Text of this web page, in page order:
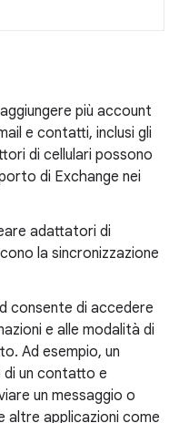
più account
e contatti, inclusi gli
di cellulari possono
di Exchange nei
adattatori di
la sincronizzazione
consente di accedere
e alle modalità di
Ad esempio, un
un contatto e
un messaggio o
altre applicazioni come